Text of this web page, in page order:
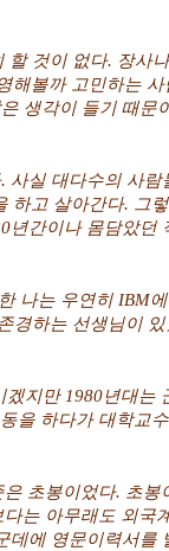
것이 없다. 장사
해볼까 고민하는
생각이 들기 때문
사실 대다수의 사
하고 살아간다. 그
년간이나 몸담았던
나는 우연히 IBM
경하는 선생님이
지만 1980년대는
을 하다가 대학교
초봉이었다. 초
는 아무래도 외국
에 영문이력서를